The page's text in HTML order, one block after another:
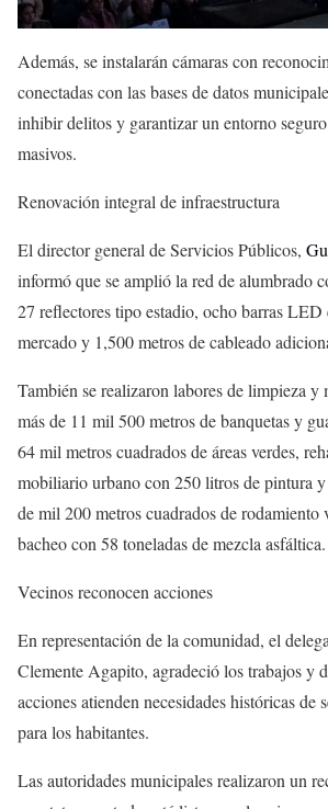
Además, se instalarán cámaras con
conectadas con las bases de datos
inhibir delitos y garantizar un entorno
masivos.
Renovación integral de infraestructura
El director general de Servicios Públicos,
informó que se amplió la red de alumbrado
27 reflectores tipo estadio, ocho barras LED
mercado y 1,500 metros de cableado
También se realizaron labores de limpieza y
más de 11 mil 500 metros de banquetas y
64 mil metros cuadrados de áreas verdes,
mobiliario urbano con 250 litros de pintura
de mil 200 metros cuadrados de
bacheo con 58 toneladas de mezcla asfáltica.
Vecinos reconocen acciones
En representación de la comunidad, el
Clemente Agapito, agradeció los trabajos y
acciones atienden necesidades históricas de
para los habitantes.
Las autoridades municipales realizaron un